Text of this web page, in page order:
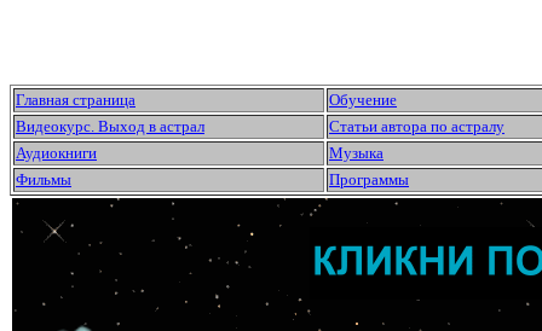
Главная страница
Обучение
Видеокурс. Выход в астрал
Статьи автора по астралу
Аудиокниги
Музыка
Фильмы
Программы